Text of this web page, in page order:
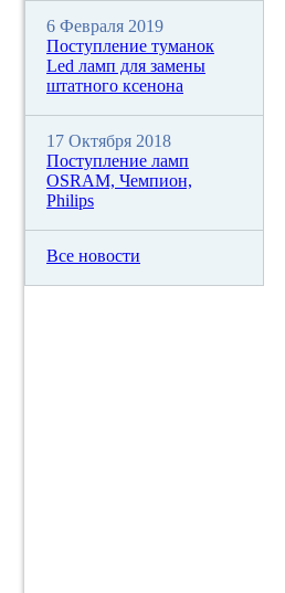
6 Февраля 2019
Поступление туманок
Led ламп для замены
штатного ксенона
17 Октября 2018
Поступление ламп
OSRAM, Чемпион,
Philips
Все новости